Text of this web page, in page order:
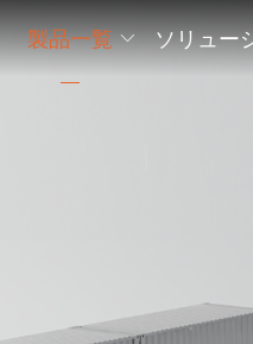
製品一覧 ソリュー